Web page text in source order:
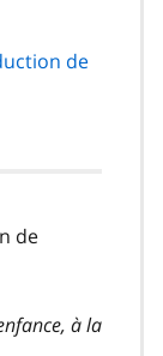
de
de
à la